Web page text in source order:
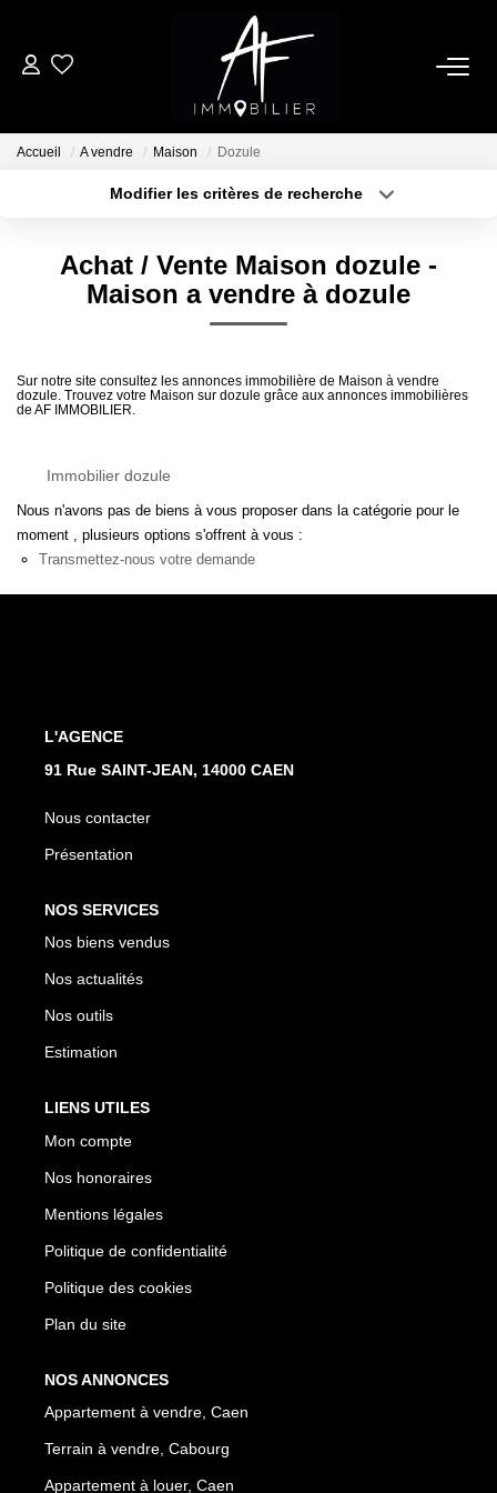
ACHETER
Notre Équipe
Nos Actualités
Accueil A vendre Maison Dozule
Modifier les critères de recherche
Sélectionnez...
Type de bien
Surface min
Créer une alerte
Achat / Vente Maison dozule -
Maison a vendre à dozule
Sur notre site consultez les annonces immobilière de Maison à vendre
dozule. Trouvez votre Maison sur dozule grâce aux annonces immobilières
de AF IMMOBILIER.
Immobilier dozule
Nous n'avons pas de biens à vous proposer dans la catégorie pour le
moment , plusieurs options s'offrent à vous :
Transmettez-nous votre demande
L'AGENCE
91 Rue SAINT-JEAN, 14000 CAEN
Nous contacter
Présentation
NOS SERVICES
Nos biens vendus
Nos actualités
Nos outils
Estimation
LIENS UTILES
Mon compte
Nos honoraires
Mentions légales
Politique de confidentialité
Politique des cookies
Plan du site
NOS ANNONCES
Appartement à vendre, Caen
Terrain à vendre, Cabourg
Appartement à louer, Caen